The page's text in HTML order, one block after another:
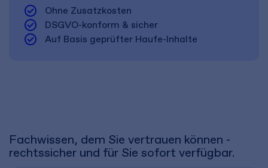
check_circle Ohne Zusatzkosten
check_circle DSGVO-konform & sicher
check_circle Auf Basis geprüfter Haufe-Inhalte
Fachwissen, dem Sie vertrauen können -
rechtssicher und für Sie sofort verfügbar.